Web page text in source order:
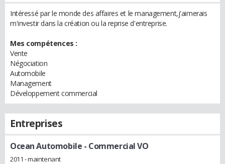
Intéressé par le monde des affaires et le management,j'aimerais
m'investir dans la création ou la reprise d'entreprise.
Mes compétences :
Vente
Négociation
Automobile
Management
Développement commercial
Entreprises
Ocean Automobile - Commercial VO
2011 - maintenant